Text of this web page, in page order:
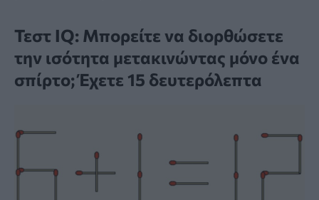
Τεστ IQ: Mπορείτε να διορθώσετε
την ισότητα μετακινώντας μόνο ένα
σπίρτο; Έχετε 15 δευτερόλεπτα